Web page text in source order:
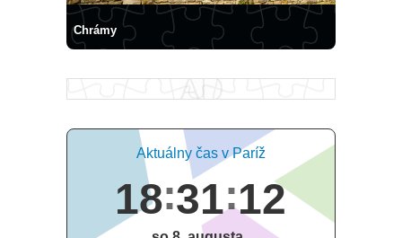
Chrámy
Aktuálny čas v Paríž
18 31 12